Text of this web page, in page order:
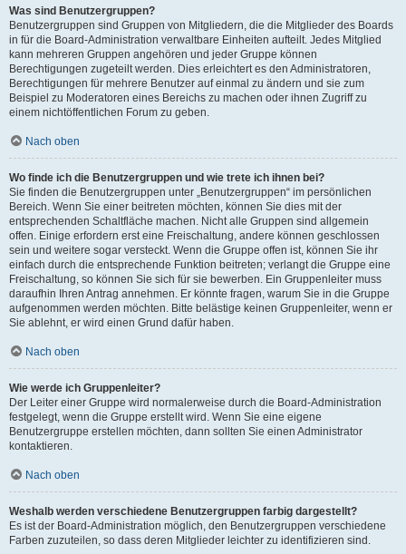
Was sind Benutzergruppen?
Benutzergruppen sind Gruppen von Mitgliedern, die die Mitglieder des Boards
in für die Board-Administration verwaltbare Einheiten aufteilt. Jedes Mitglied
kann mehreren Gruppen angehören und jeder Gruppe können
Berechtigungen zugeteilt werden. Dies erleichtert es den Administratoren,
Berechtigungen für mehrere Benutzer auf einmal zu ändern und sie zum
Beispiel zu Moderatoren eines Bereichs zu machen oder ihnen Zugriff zu
einem nichtöffentlichen Forum zu geben.
Nach oben
Wo finde ich die Benutzergruppen und wie trete ich ihnen bei?
Sie finden die Benutzergruppen unter „Benutzergruppen“ im persönlichen
Bereich. Wenn Sie einer beitreten möchten, können Sie dies mit der
entsprechenden Schaltfläche machen. Nicht alle Gruppen sind allgemein
offen. Einige erfordern erst eine Freischaltung, andere können geschlossen
sein und weitere sogar versteckt. Wenn die Gruppe offen ist, können Sie ihr
einfach durch die entsprechende Funktion beitreten; verlangt die Gruppe eine
Freischaltung, so können Sie sich für sie bewerben. Ein Gruppenleiter muss
daraufhin Ihren Antrag annehmen. Er könnte fragen, warum Sie in die Gruppe
aufgenommen werden möchten. Bitte belästige keinen Gruppenleiter, wenn er
Sie ablehnt, er wird einen Grund dafür haben.
Nach oben
Wie werde ich Gruppenleiter?
Der Leiter einer Gruppe wird normalerweise durch die Board-Administration
festgelegt, wenn die Gruppe erstellt wird. Wenn Sie eine eigene
Benutzergruppe erstellen möchten, dann sollten Sie einen Administrator
kontaktieren.
Nach oben
Weshalb werden verschiedene Benutzergruppen farbig dargestellt?
Es ist der Board-Administration möglich, den Benutzergruppen verschiedene
Farben zuzuteilen, so dass deren Mitglieder leichter zu identifizieren sind.